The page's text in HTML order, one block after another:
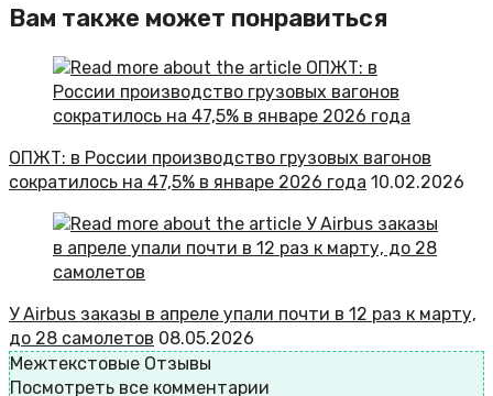
Вам также может понравиться
ОПЖТ: в России производство грузовых вагонов
сократилось на 47,5% в январе 2026 года 10.02.2026
У Airbus заказы в апреле упали почти в 12 раз к марту,
до 28 самолетов 08.05.2026
Межтекстовые Отзывы
Посмотреть все комментарии